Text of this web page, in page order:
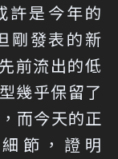
許是今年的
剛發表的新
前流出的低
幾乎保留了
而今天的正
節，證明